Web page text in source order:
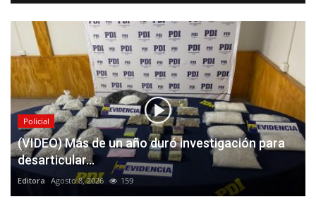
Policial
(VIDEO) Más de un año duró investigación para
desarticular...
Editora Agosto 8, 2026 159